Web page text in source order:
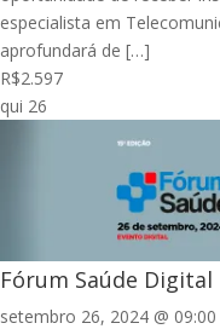
especialista em
aprofundará de […]
R$2.597
qui 26
Fórum Saúde Digital
setembro 26, 2024 @ 09:00